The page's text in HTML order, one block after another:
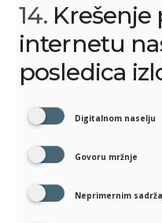
14. Krešenje
internetu
posledica
Digitalnom naselju
Govoru mržnje
Neprimernim